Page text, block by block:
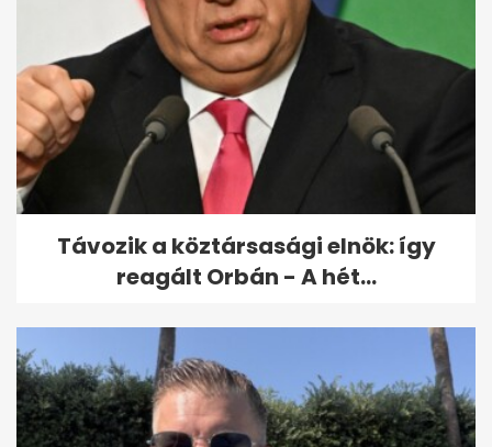
Nyugdíjas Szervezetek
Egyeztető Tanácsa: a
jelenlegi...
Távozik a köztársasági elnök: így
reagált Orbán - A hét...